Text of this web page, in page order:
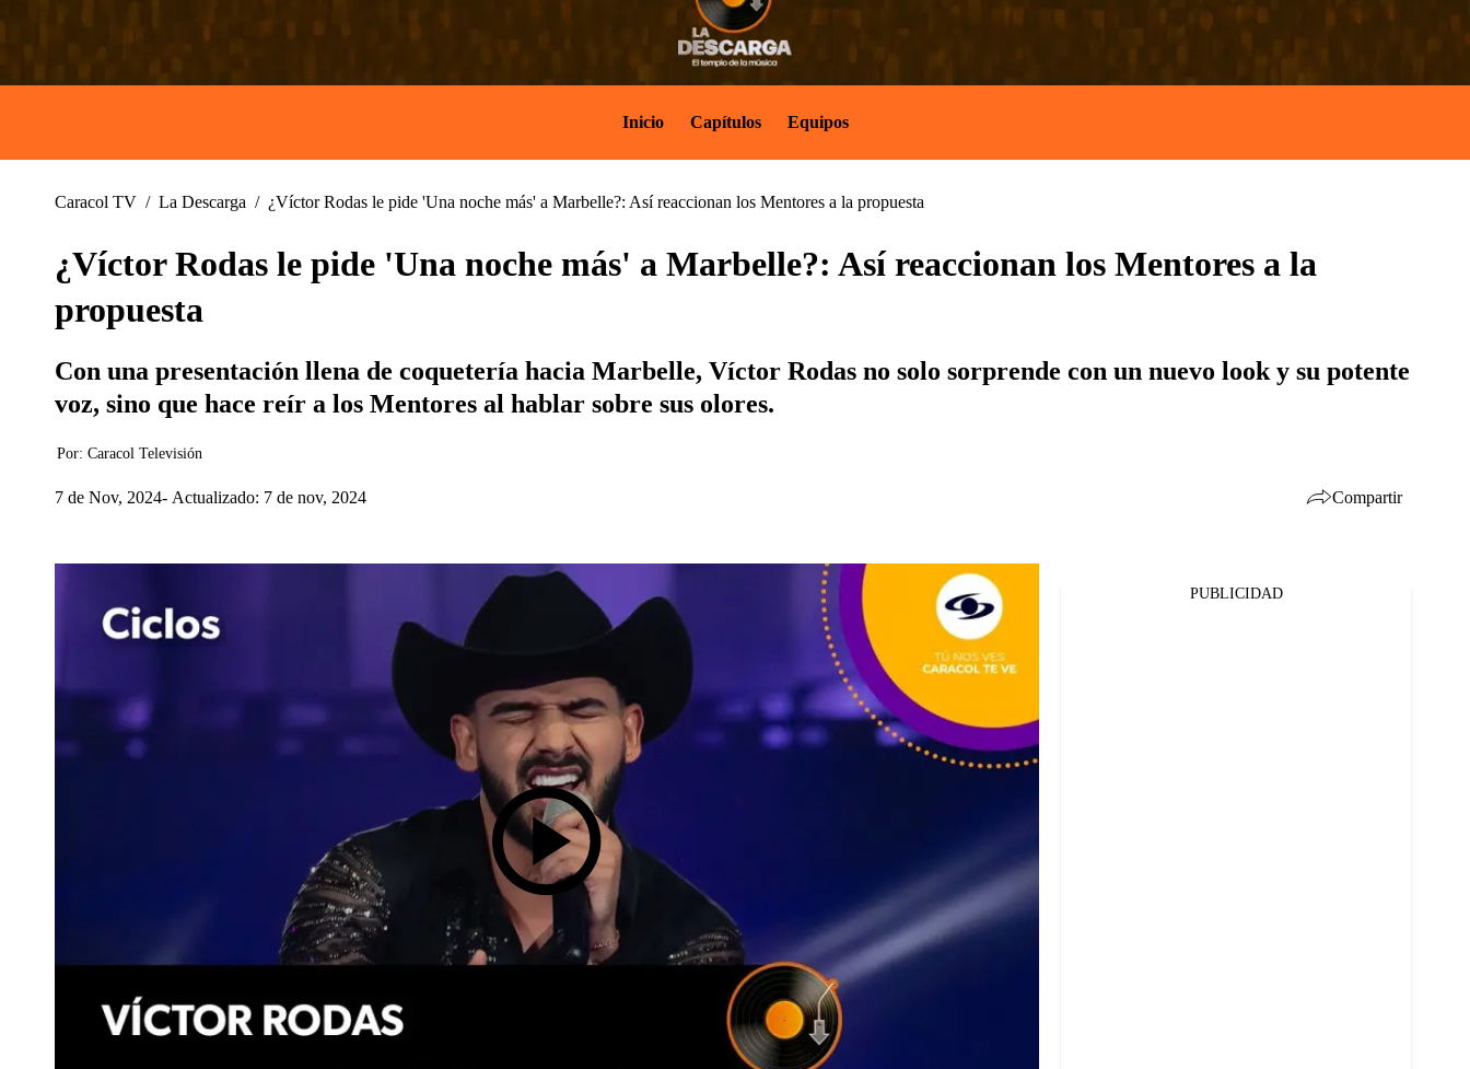
Inicio Capítulos Equipos
Caracol TV / La Descarga / ¿Víctor Rodas le pide 'Una noche más' a Marbelle?: Así reaccionan los Mentores a la propuesta
¿Víctor Rodas le pide 'Una noche más' a Marbelle?: Así reaccionan los Mentores a la
propuesta
Con una presentación llena de coquetería hacia Marbelle, Víctor Rodas no solo sorprende con un nuevo look y su potente
voz, sino que hace reír a los Mentores al hablar sobre sus olores.
Por: Caracol Televisión
7 de Nov, 2024 Actualizado: 7 de nov, 2024 Compartir
PUBLICIDAD